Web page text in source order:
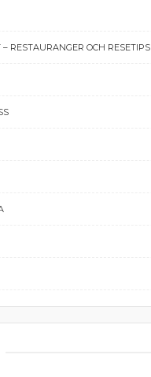
RESTAURANGER OCH RESETIPS